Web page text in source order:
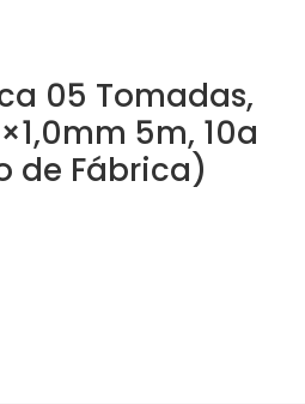
05 Tomadas,
5m, 10a
de Fábrica)